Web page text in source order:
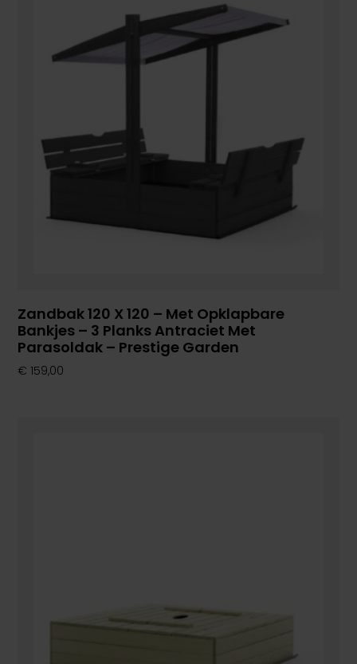
Zandbak 120 X 120 – Met Opklapbare
Bankjes – 3 Planks Antraciet Met
Parasoldak – Prestige Garden
€ 159,00